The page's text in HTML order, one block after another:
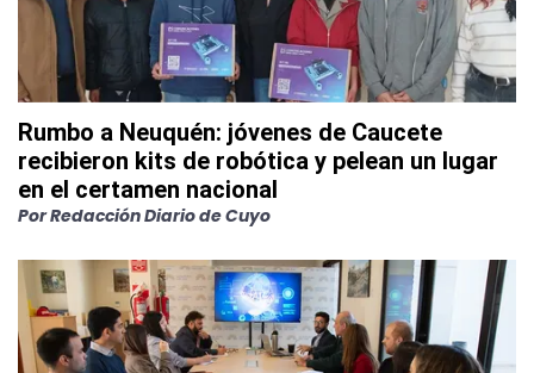
Rumbo a Neuquén: jóvenes de Caucete
recibieron kits de robótica y pelean un lugar
en el certamen nacional
PorRedacción Diario de Cuyo